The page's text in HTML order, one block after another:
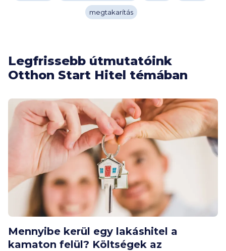
megtakarítás
Legfrissebb útmutatóink
Otthon Start Hitel témában
Mennyibe kerül egy lakáshitel a
kamaton felül? Költségek az